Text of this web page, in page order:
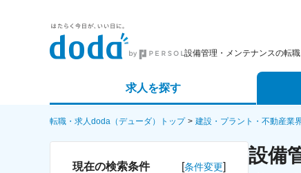
設備管理・メンテナンスの転
求人を探す
詳細条件から探す エー
スカウ
転職・求人doda（デューダ）トップ 建設・プラント・不動産業
現在の検索条件 [条件変更]
設備